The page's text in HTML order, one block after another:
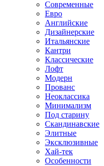
Современные
Евро
Английские
Дизайнерские
Итальянские
Кантри
Классические
Лофт
Модерн
Прованс
Неоклассика
Минимализм
Под старину
Скандинавские
Элитные
Эксклюзивные
Хай-тек
Особенности